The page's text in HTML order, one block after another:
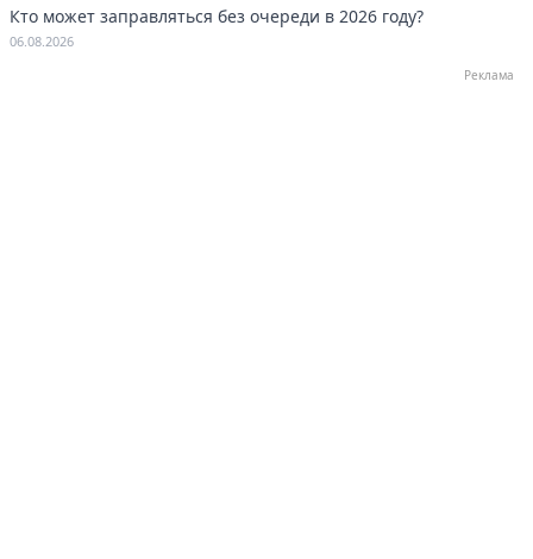
Кто может заправляться без очереди в 2026 году?
06.08.2026
Реклама